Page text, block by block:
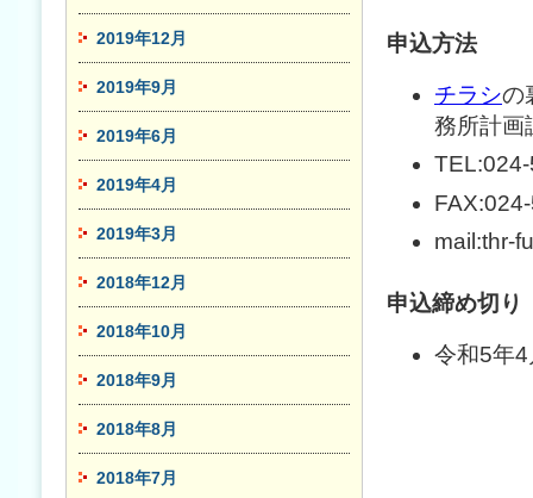
2019年12月
2019年9月
2019年6月
2019年4月
2019年3月
2018年12月
2018年10月
2018年9月
2018年8月
2018年7月
申込方法
チラシの
務所計画
mail:thr-
申込締め切り
令和5年